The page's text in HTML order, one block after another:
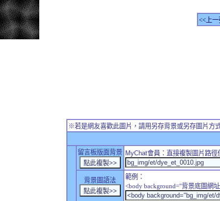
<<上一
※若是網友喜歡此圖片，請用另存背景或另存圖片方
留言板版面背景 MyChat會員：直接複製圖片路
背景圖語法
範例：
<body background="背景底圖網